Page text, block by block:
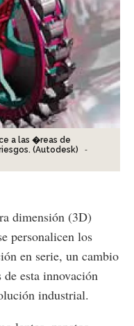
a las �reas de
(Autodesk)
-
dimensión (3D)
personalicen los
en serie, un cambio
esta innovación
industrial.